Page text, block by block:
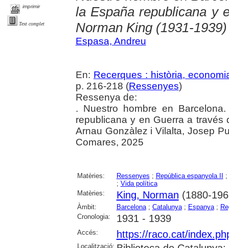
imprimir
Text complet
la España republicana y
Norman King (1931-1939)
Espasa, Andreu
En: Recerques : història,
p. 216-218 (Ressenyes)
Ressenya de:
. Nuestro hombre en
republicana y en Guerra a través
Arnau Gonzàlez i Vilalta, Josep
Comares, 2025
Matèries: Ressenyes ; República espanyola II
;
; Vida política
Matèries:
King, Norman (1880-
Àmbit: Barcelona; Catalunya; Espanya;
Cronologia:
1931 - 1939
Accés: https://raco.cat/
Localització: